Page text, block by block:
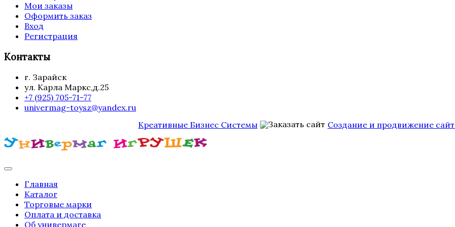
Мои заказы
Оформить заказ
Вход
Регистрация
Контакты
г. Зарайск
ул. Карла Маркс,д.25
+7 (925) 705-71-77
univermag-toysz@yandex.ru
Креативные Бизнес Системы
Создание и продвижение
Главная
Каталог
Торговые марки
Оплата и доставка
Об универмаге